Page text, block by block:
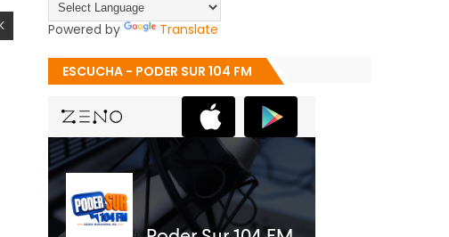
Powered by Translate
ESCUCHA - PODER SUR 104 FM